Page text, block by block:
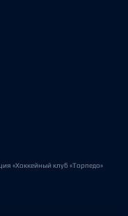
«Хоккейный клуб «Торпедо»